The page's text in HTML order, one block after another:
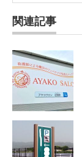
関連記事